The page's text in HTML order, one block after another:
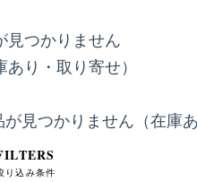
見つかりません
あり・取り寄せ）
が見つかりません（在庫
り込み条件